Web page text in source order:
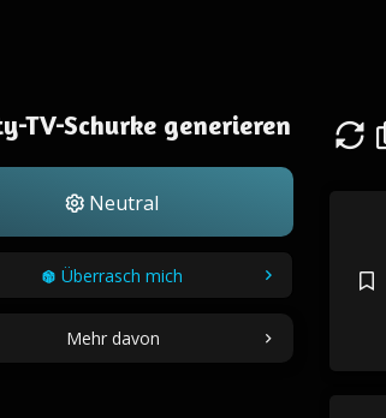
TV-Schurke generieren
Neutral
Überrasch mich
Mehr davon